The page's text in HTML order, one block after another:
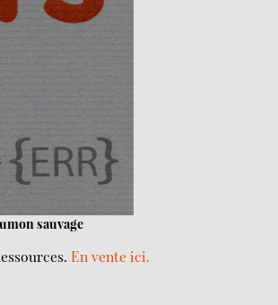
sauvage
En vente ici.